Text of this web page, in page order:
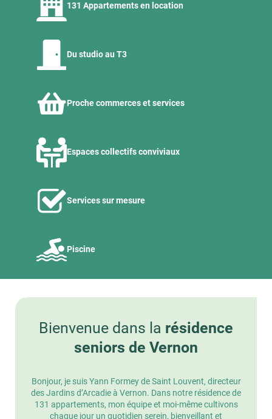
131 Appartements en location
Du studio au T3
Proche commerces et services
Espaces collectifs conviviaux
Services sur mesure
Piscine
Bienvenue dans la résidence
seniors de Vernon
Bonjour, je suis Yann Formey de Saint Louvent, directeur
des Jardins d’Arcadie à Vernon. Dans notre résidence de
131 appartements, mon équipe et moi-même cultivons
chaque jour un quotidien serein, bienveillant et